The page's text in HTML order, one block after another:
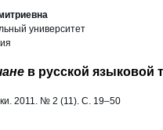
университет
в русской языковой
2011. № 2 (11). С. 19–50